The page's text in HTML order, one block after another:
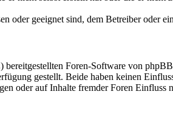
oder geeignet sind, dem Betreiber oder
bereitgestellten Foren-Software von
gestellt. Beide haben keinen
oder auf Inhalte fremder Foren Einfluss